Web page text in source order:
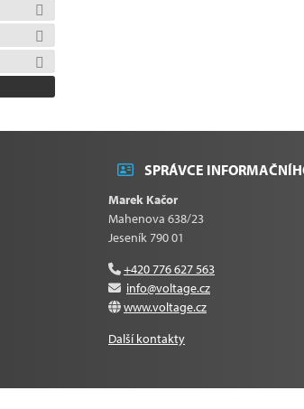
SPRÁVCE
Marek Kačor
Mahenova 638/23
Jeseník 790 01
+420 776 627 563
info@voltage.cz
www.voltage.cz
Další kontakty